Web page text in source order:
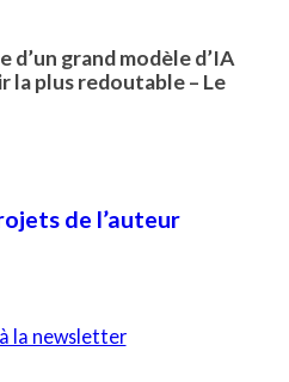
grand modèle d’IA
la plus redoutable – Le
de l’auteur
à la newsletter